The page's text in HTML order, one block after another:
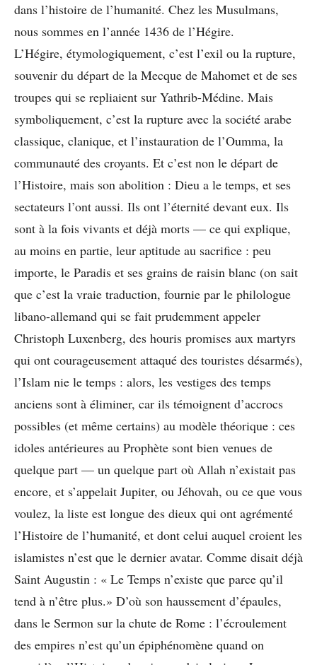
dans l’histoire de l’humanité. Chez les Musulmans,
nous sommes en l’année 1436 de l’Hégire.
L’Hégire, étymologiquement, c’est l’exil ou la rupture,
souvenir du départ de la Mecque de Mahomet et de ses
troupes qui se repliaient sur Yathrib-Médine. Mais
symboliquement, c’est la rupture avec la société arabe
classique, clanique, et l’instauration de l’Oumma, la
communauté des croyants. Et c’est non le départ de
l’Histoire, mais son abolition : Dieu a le temps, et ses
sectateurs l’ont aussi. Ils ont l’éternité devant eux. Ils
sont à la fois vivants et déjà morts — ce qui explique,
au moins en partie, leur aptitude au sacrifice : peu
importe, le Paradis et ses grains de raisin blanc (on sait
que c’est la vraie traduction, fournie par le philologue
libano-allemand qui se fait prudemment appeler
Christoph Luxenberg, des houris promises aux martyrs
qui ont courageusement attaqué des touristes désarmés),
l’Islam nie le temps : alors, les vestiges des temps
anciens sont à éliminer, car ils témoignent d’accrocs
possibles (et même certains) au modèle théorique : ces
idoles antérieures au Prophète sont bien venues de
quelque part — un quelque part où Allah n’existait pas
encore, et s’appelait Jupiter, ou Jéhovah, ou ce que vous
voulez, la liste est longue des dieux qui ont agrémenté
l’Histoire de l’humanité, et dont celui auquel croient les
islamistes n’est que le dernier avatar. Comme disait déjà
Saint Augustin : « Le Temps n’existe que parce qu’il
tend à n’être plus.» D’où son haussement d’épaules,
dans le Sermon sur la chute de Rome : l’écroulement
des empires n’est qu’un épiphénomène quand on